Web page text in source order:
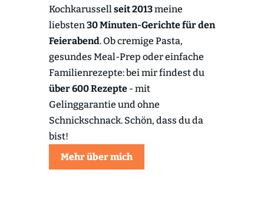
Kochkarussellseit 2013meine
liebsten30 Minuten-Gerichte für den
Feierabend. Ob cremige Pasta,
gesundes Meal-Prep oder einfache
Familienrezepte: bei mir findest du
über 600 Rezepte- mit
Gelinggarantie und ohne
Schnickschnack. Schön, dass du da
bist!
Mehr über mich